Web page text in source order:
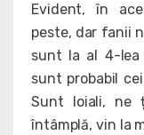
Evident, în
peste, dar fanii
sunt la al 4-lea
sunt probabil
Sunt loiali, ne
întâmplă, vin la